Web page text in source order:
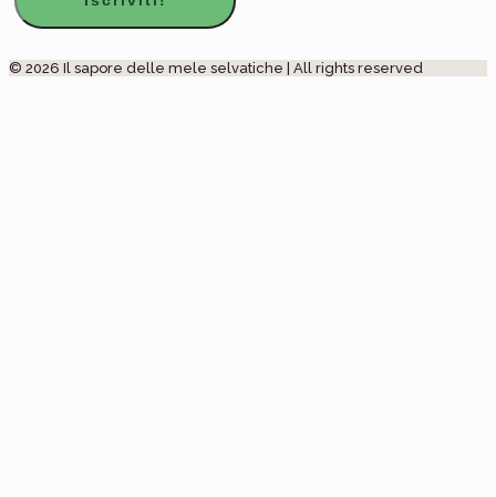
© 2026 Il sapore delle mele selvatiche | All rights reserved